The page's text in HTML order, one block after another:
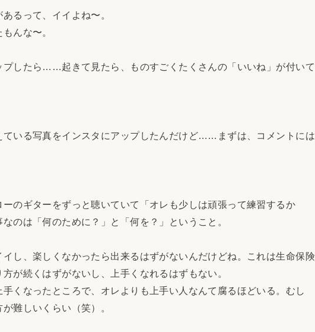
るって、イイよね〜。
んな〜。
したら……起きて見たら、ものすごくたくさんの「いいね」が付いて
いる写真をインスタにアップしたんだけど……まずは、コメントには
ーのギターをずっと聴いていて「オレも少しは頑張って練習するか
のは「何のために？」と「何を？」ということ。
し、楽しくなかったら出来るはずがないんだけどね。これは生命保険
が続くはずがないし、上手くなれるはずもない。
くなったところで、オレよりも上手い人なんて腐るほどいる。むし
難しいくらい（笑）。